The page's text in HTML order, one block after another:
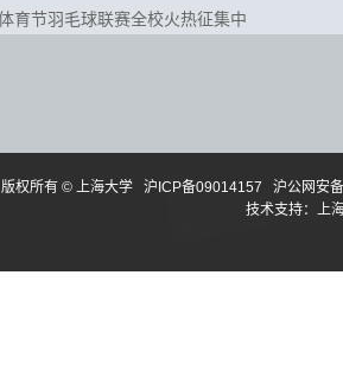
育节羽毛球联赛全校火热征集中
权所有 © 上海大学 沪ICP备09014157
沪公网安
技术支持：上